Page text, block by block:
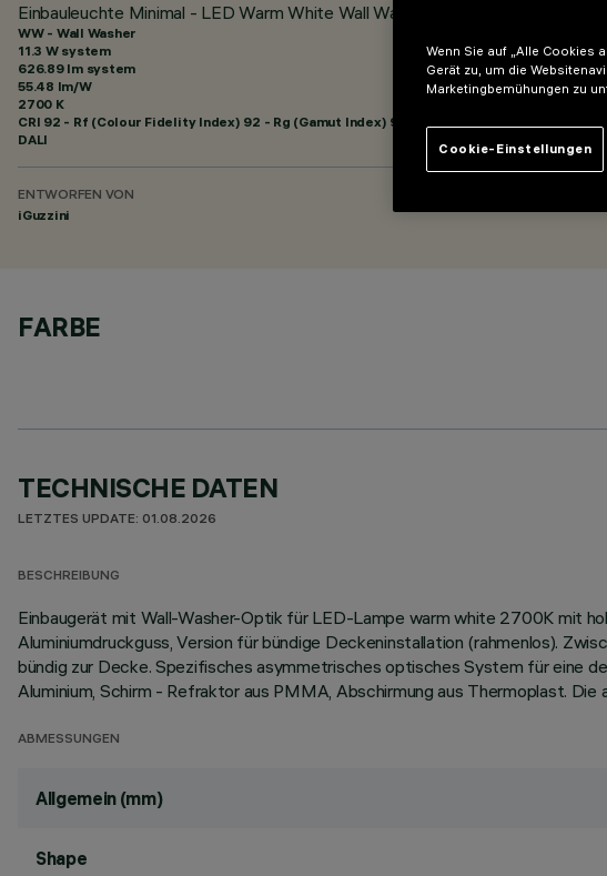
Einbauleuchte Minimal - LED Warm White Wall Washer - DALI
WW - Wall Washer
11.3 W system
626.89 lm system
55.48 lm/W
2700 K
CRI 92 - Rf (Colour Fidelity Index) 92 - Rg (Gamut Index) 99
DALI
ENTWORFEN VON
iGuzzini
FARBE
TECHNISCHE DATEN
LETZTES UPDATE: 01.08.2026
BESCHREIBUNG
Einbaugerät mit Wall-Washer-Optik für LED-Lampe warm white 2700K mit
Aluminiumdruckguss, Version für bündige Deckeninstallation (rahmenlos).
bündig zur Decke. Spezifisches asymmetrisches optisches System für eine
Aluminium, Schirm - Refraktor aus PMMA, Abschirmung aus Thermoplast.
ABMESSUNGEN
Allgemein (mm)
Shape
Wenn Sie auf „Alle Cookies
Gerät zu, um die
Marketingbemühungen zu
Cookie-Einstellungen